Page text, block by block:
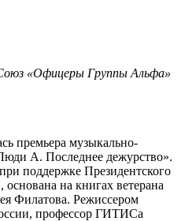
«Офицеры Группы Альфа»
премьера музыкально-
А. Последнее дежурство».
поддержке Президентского
на книгах ветерана
Филатова. Режиссером
профессор ГИТИСа